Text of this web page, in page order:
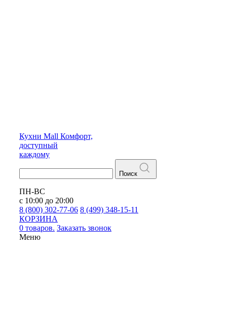
Кухни Mall Комфорт,
доступный
каждому
Поиск
ПН-ВС
с 10:00 до 20:00
8 (800) 302-77-06 8 (499) 348-15-11
КОРЗИНА
0 товаров. Заказать звонок
Меню